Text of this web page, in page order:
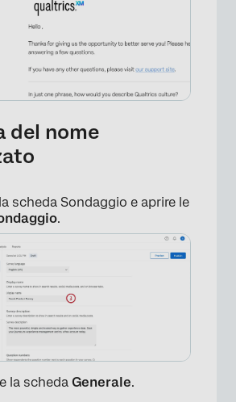
del nome
scheda Sondaggio e aprire le
.
la scheda Generale.